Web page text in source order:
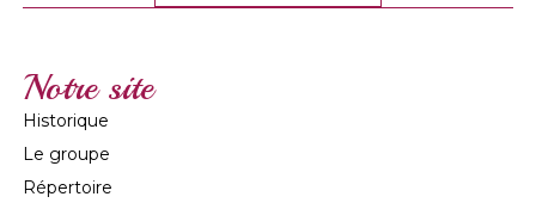
Notre site
Historique
Le groupe
Répertoire